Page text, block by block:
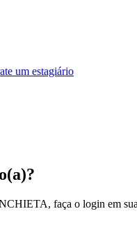
um estagiário
faça o login em